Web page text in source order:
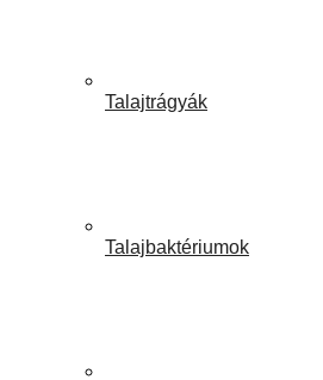
Talajtrágyák
Talajbaktériumok